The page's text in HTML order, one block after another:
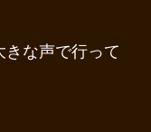
きな声で行って